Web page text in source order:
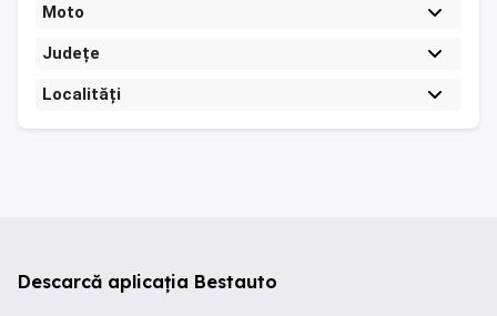
Moto
Județe
Localități
Descarcă aplicația Bestauto